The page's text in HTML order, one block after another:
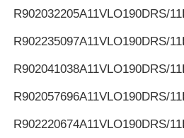
R902032205A11VLO190DRS/
R902235097A11VLO190DRS/
R902041038A11VLO190DRS/
R902057696A11VLO190DRS/
R902220674A11VLO190DRS/